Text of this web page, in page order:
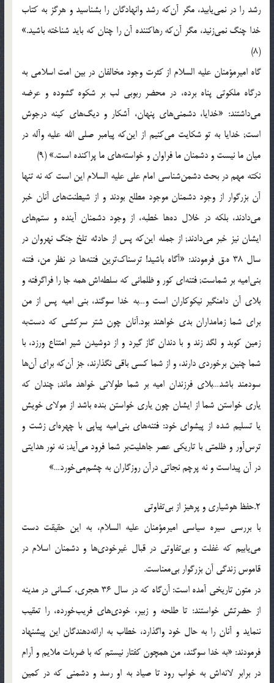
رشد را در نمی‌یابید، مگر آن‌كه رشد وانهادگان را بشناسید و هرگز به كتاب
خدا چنگ نمی‌زنید، مگر آن‌كه رهاكننده آن را چنان كه باید شناخته باشید.»
(8)
گاه امیرمؤمنان علیه السلام از كثرت وجود مخالفان در بین امت اسلامی به
درگاه ملكوتی پناه برده، در محضر ربوبی لب بر شكوه گشوده و عرضه
می‌داشتند: «خدایا، دشمنی‌های پنهان، آشكار و دیگ‌های كینه درجوش
است; خدایا به تو شكایت می‌كنیم از این‌كه پیامبر صلی الله علیه وآله در
میان ما نیست و دشمنان ما فراوان و خواسته‌های ما پراكنده است.» (9)
نكته مهم در بحث دشمن‌شناسی امام علی علیه السلام این است كه نه تنها
آن بزرگوار از وجود دشمنان موجود مطلع بودند و از شیطنت‌های آنان خبر
می‌دادند، بلكه در خلال ده‌ها خطبه، از وجود دشمنان آینده و ستم‌های
ایشان نیز خبر می‌دادند; از جمله این‌كه پس از حادثه تلخ جنگ نهروان در
سال 38 ه.ق فرمودند: «آگاه باشید! ترسناك‌ترین فتنه‌ها در نظر من، فتنه
بنی‌امیه بر شماست; فتنه‌ای كور و ظلمانی كه سلطه‌اش همه جا را فراگرفته و
بلای آن دامنگیر نیكوكاران است و…به خدا سوگند، بنی امیه پس از من
برای شما زمامداران بدی خواهند بود.آنان چون شتر سركشی كه دست‌به
زمین كوبد و لگد زند و با دندان گاز گیرد و از دوشیدن شیر امتناع ورزد، با
شما چنین برخوردی دارند، و از شما كسی باقی نگذارند، جز آن‌كه برای آن‌ها
سودمند باشد…بلای فرزندان امیه بر شما طولانی خواهد ماند; چندان كه
یاری خواستن شما از ایشان چون یاری خواستن بنده باشد از مولای خویش
یا تسلیم شده از پیشوای خود: فتنه‌های بنی‌امیه پیاپی با چهره‌ای زشت و
ترس‌آور و ظلمتی با تاریكی عصر جاهلیت‌بر شما فرود می‌آید; نه نور هدایتی
در آن پیداست و نه پرچم نجاتی درآن روزگاران به چشم‌می‌خورد…»
2.حفظ هوشیاری و پرهیز از بی‌تفاوتی
با بررسی سیره سیاسی امیرمؤمنان علیه السلام، به این حقیقت دست
می‌یابیم كه غفلت و بی‌تفاوتی در قبال غیرخودی‌ها و دشمنان اسلام در
قاموس زندگی آن بزرگوار بی‌معناست.
در متون تاریخی آمده است: آن‌گاه كه در سال 36 هجری، كسانی در مدینه
از حضرتش خواستند: تا طلحه و زبیر، خودی‌های فریب‌خورده، را تعقیب
ننماید و آنان را به حال خود واگذارد، خطاب به ارائه‌دهندگان این پیشنهاد
فرمودند: «به خدا سوگند، من همچون كفتار نیستم كه با ضربات ملایم و آرام
در برابر لانه‌اش به خواب رود تا صیاد به او رسد و دشمنی كه در كمین